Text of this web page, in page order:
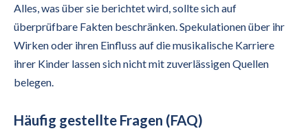
Alles, was über sie berichtet wird, sollte sich auf
überprüfbare Fakten beschränken. Spekulationen über ihr
Wirken oder ihren Einfluss auf die musikalische Karriere
ihrer Kinder lassen sich nicht mit zuverlässigen Quellen
belegen.
Häufig gestellte Fragen (FAQ)